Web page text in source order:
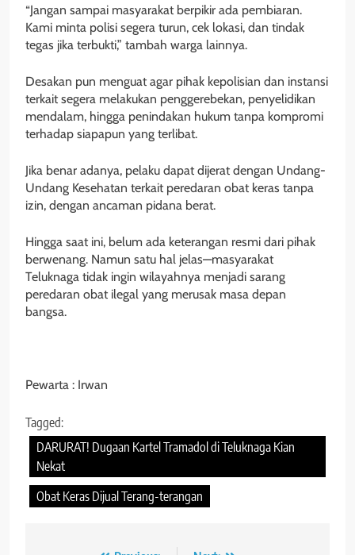
“Jangan sampai masyarakat berpikir ada pembiaran.
Kami minta polisi segera turun, cek lokasi, dan tindak
tegas jika terbukti,” tambah warga lainnya.
Desakan pun menguat agar pihak kepolisian dan instansi
terkait segera melakukan penggerebekan, penyelidikan
mendalam, hingga penindakan hukum tanpa kompromi
terhadap siapapun yang terlibat.
Jika benar adanya, pelaku dapat dijerat dengan Undang-
Undang Kesehatan terkait peredaran obat keras tanpa
izin, dengan ancaman pidana berat.
Hingga saat ini, belum ada keterangan resmi dari pihak
berwenang. Namun satu hal jelas—masyarakat
Teluknaga tidak ingin wilayahnya menjadi sarang
peredaran obat ilegal yang merusak masa depan
bangsa.
Pewarta : Irwan
Tagged:
DARURAT! Dugaan Kartel Tramadol di Teluknaga Kian
Nekat
Obat Keras Dijual Terang-terangan